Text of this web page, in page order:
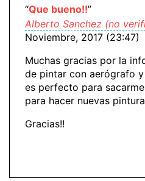
“Que bueno!!”
Alberto Sanchez (no
Noviembre, 2017 (23:47)
Muchas gracias por la
de pintar con aerógrafo
es perfecto para
para hacer nuevas
Gracias!!